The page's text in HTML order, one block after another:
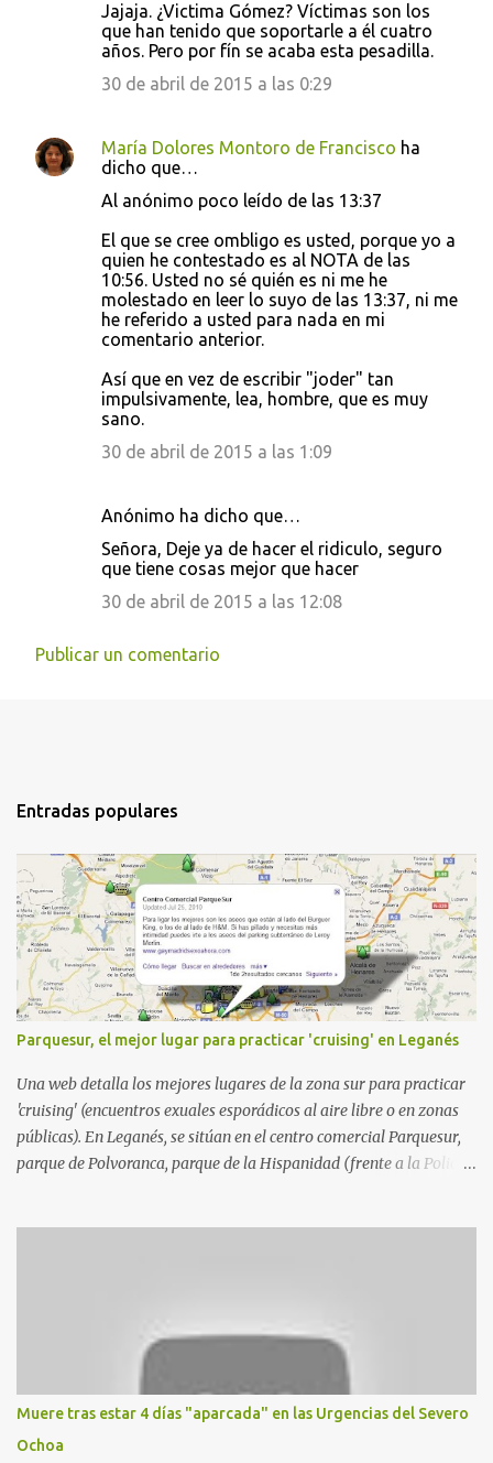
Jajaja. ¿Victima Gómez? Víctimas son los
que han tenido que soportarle a él cuatro
años. Pero por fín se acaba esta pesadilla.
30 de abril de 2015 a las 0:29
María Dolores Montoro de Francisco ha
dicho que…
Al anónimo poco leído de las 13:37
El que se cree ombligo es usted, porque yo a
quien he contestado es al NOTA de las
10:56. Usted no sé quién es ni me he
molestado en leer lo suyo de las 13:37, ni me
he referido a usted para nada en mi
comentario anterior.
Así que en vez de escribir "joder" tan
impulsivamente, lea, hombre, que es muy
sano.
30 de abril de 2015 a las 1:09
Anónimo ha dicho que…
Señora, Deje ya de hacer el ridiculo, seguro
que tiene cosas mejor que hacer
30 de abril de 2015 a las 12:08
Publicar un comentario
Entradas populares
Parquesur, el mejor lugar para practicar 'cruising' en Leganés
Una web detalla los mejores lugares de la zona sur para practicar
'cruising' (encuentros exuales esporádicos al aire libre o en zonas
públicas). En Leganés, se sitúan en el centro comercial Parquesur,
parque de Polvoranca, parque de la Hispanidad (frente a la Policía
estadio municipal de Butarque) y caminos entre el estadio y Plaza
Nueva. Otro lugar: Escombrera de Polvoranca, entre Leganés y
Móstoles También en el parque de la Hispanidad, situado frente a
la Policía Local de Leganés de la calle Chile, 1, y junto al
cementerio de Butarque". Más información
Muere tras estar 4 días "aparcada" en las Urgencias del Severo
Ochoa